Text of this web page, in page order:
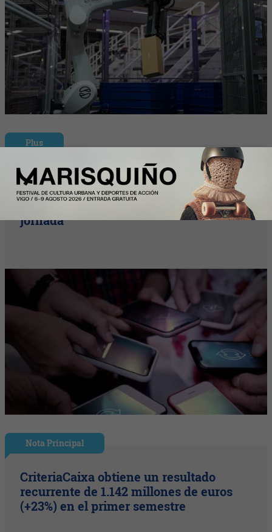
Plus
La desconexión digital sigue siendo
asignatura pendiente: el 46% de los
trabajadores desconecta al terminar su
jornada
Nota Principal
CriteriaCaixa obtiene un resultado
recurrente de 1.142 millones de euros
(+23%) en el primer semestre